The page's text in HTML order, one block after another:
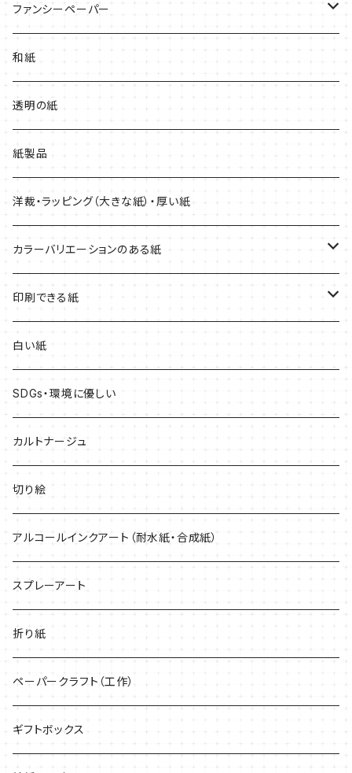
耐水紙・キャストコート紙・ゼッケン
和紙・その他
厚紙
ファンシーペーパー
タント
マーメイド
和紙
透明の紙
紙製品
洋裁・ラッピング（大きな紙）・厚い紙
カラーバリエーションのある紙
赤系
青系
黄色系
緑系
紫系
黒・グレー系
キラキラ
印刷できる紙
レーザープリンター専用
インクジェットプリンター専用
どんなプリンターでも印刷できる
白い紙
SDGs・環境に優しい
カルトナージュ
切り絵
アルコールインクアート（耐水紙・合成紙）
スプレーアート
折り紙
ペーパークラフト（工作）
ギフトボックス